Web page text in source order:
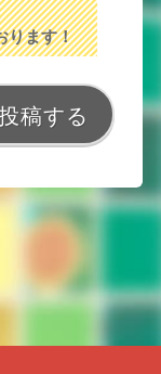
ります！
稿する